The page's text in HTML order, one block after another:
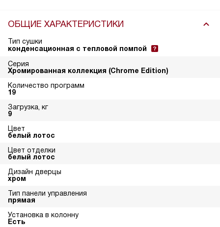
ОБЩИЕ ХАРАКТЕРИСТИКИ
Тип сушки
конденсационная с тепловой помпой
Серия
Хромированная коллекция (Chrome Edition)
Количество программ
19
Загрузка, кг
9
Цвет
белый лотос
Цвет отделки
белый лотос
Дизайн дверцы
хром
Тип панели управления
прямая
Установка в колонну
Есть